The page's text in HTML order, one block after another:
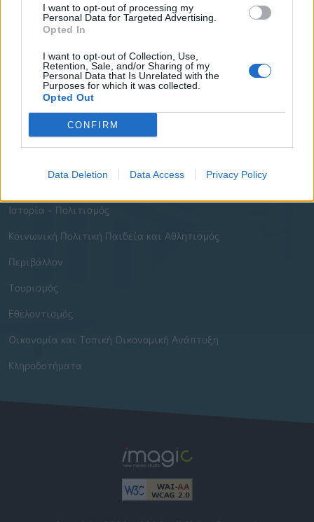
I want to opt-out of processing my
Personal Data for Targeted Advertising.
Opted In
I want to opt-out of Collection, Use,
Retention, Sale, and/or Sharing of my
Personal Data that Is Unrelated with the
Purposes for which it was collected.
Opted Out
CONFIRM
Data Deletion Data Access Privacy Policy
Υπηρεσίες του Δήμου
Οι Δημοτικές Επιχειρήσεις
Χρήσιμα Τηλέφωνα
Ενότητες Ιστοτόπου
Διοίκηση και Ηλεκτρονική Διακυβέρνηση
Ιστορία - Πολιτισμός
Κοινωνική Πολιτική Παιδεία και Αθλητισμός
Περιβάλλον
Τουρισμός
Εθελοντισμός
Οικονομία και Τοπική Οικονομική Ανάπτυξη
Κληροδοτήματα